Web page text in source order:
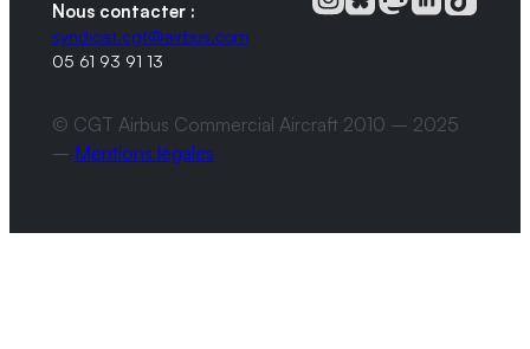
Nous contacter :
syndicat.cgt@airbus.com
05 61 93 91 13
© CGT Airbus Commercial Aircraft 2010 – 2025
– Mentions légales